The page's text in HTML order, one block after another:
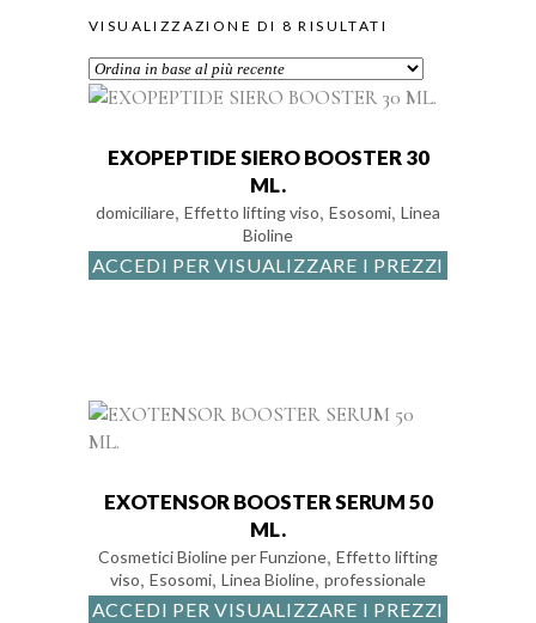
VISUALIZZAZIONE DI 8 RISULTATI
BASE
AL
PIÙ
EXOPEPTIDE SIERO BOOSTER 30
ML.
domiciliare, Effetto lifting viso, Esosomi, Linea
Bioline
ACCEDI PER VISUALIZZARE I PREZZI
EXOTENSOR BOOSTER SERUM 50
ML.
Cosmetici Bioline per Funzione, Effetto lifting
viso, Esosomi, Linea Bioline, professionale
ACCEDI PER VISUALIZZARE I PREZZI